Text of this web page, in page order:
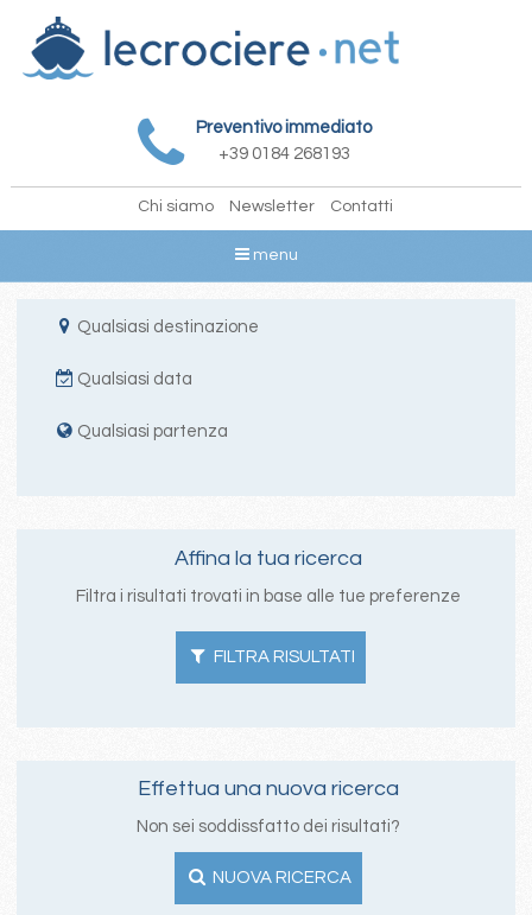
Preventivo immediato
+39 0184 268193
Chi siamo Newsletter Contatti
menu
Qualsiasi destinazione
Qualsiasi data
Qualsiasi partenza
Affina la tua ricerca
Filtra i risultati trovati in base alle tue preferenze
FILTRA RISULTATI
Effettua una nuova ricerca
Non sei soddissfatto dei risultati?
NUOVA RICERCA